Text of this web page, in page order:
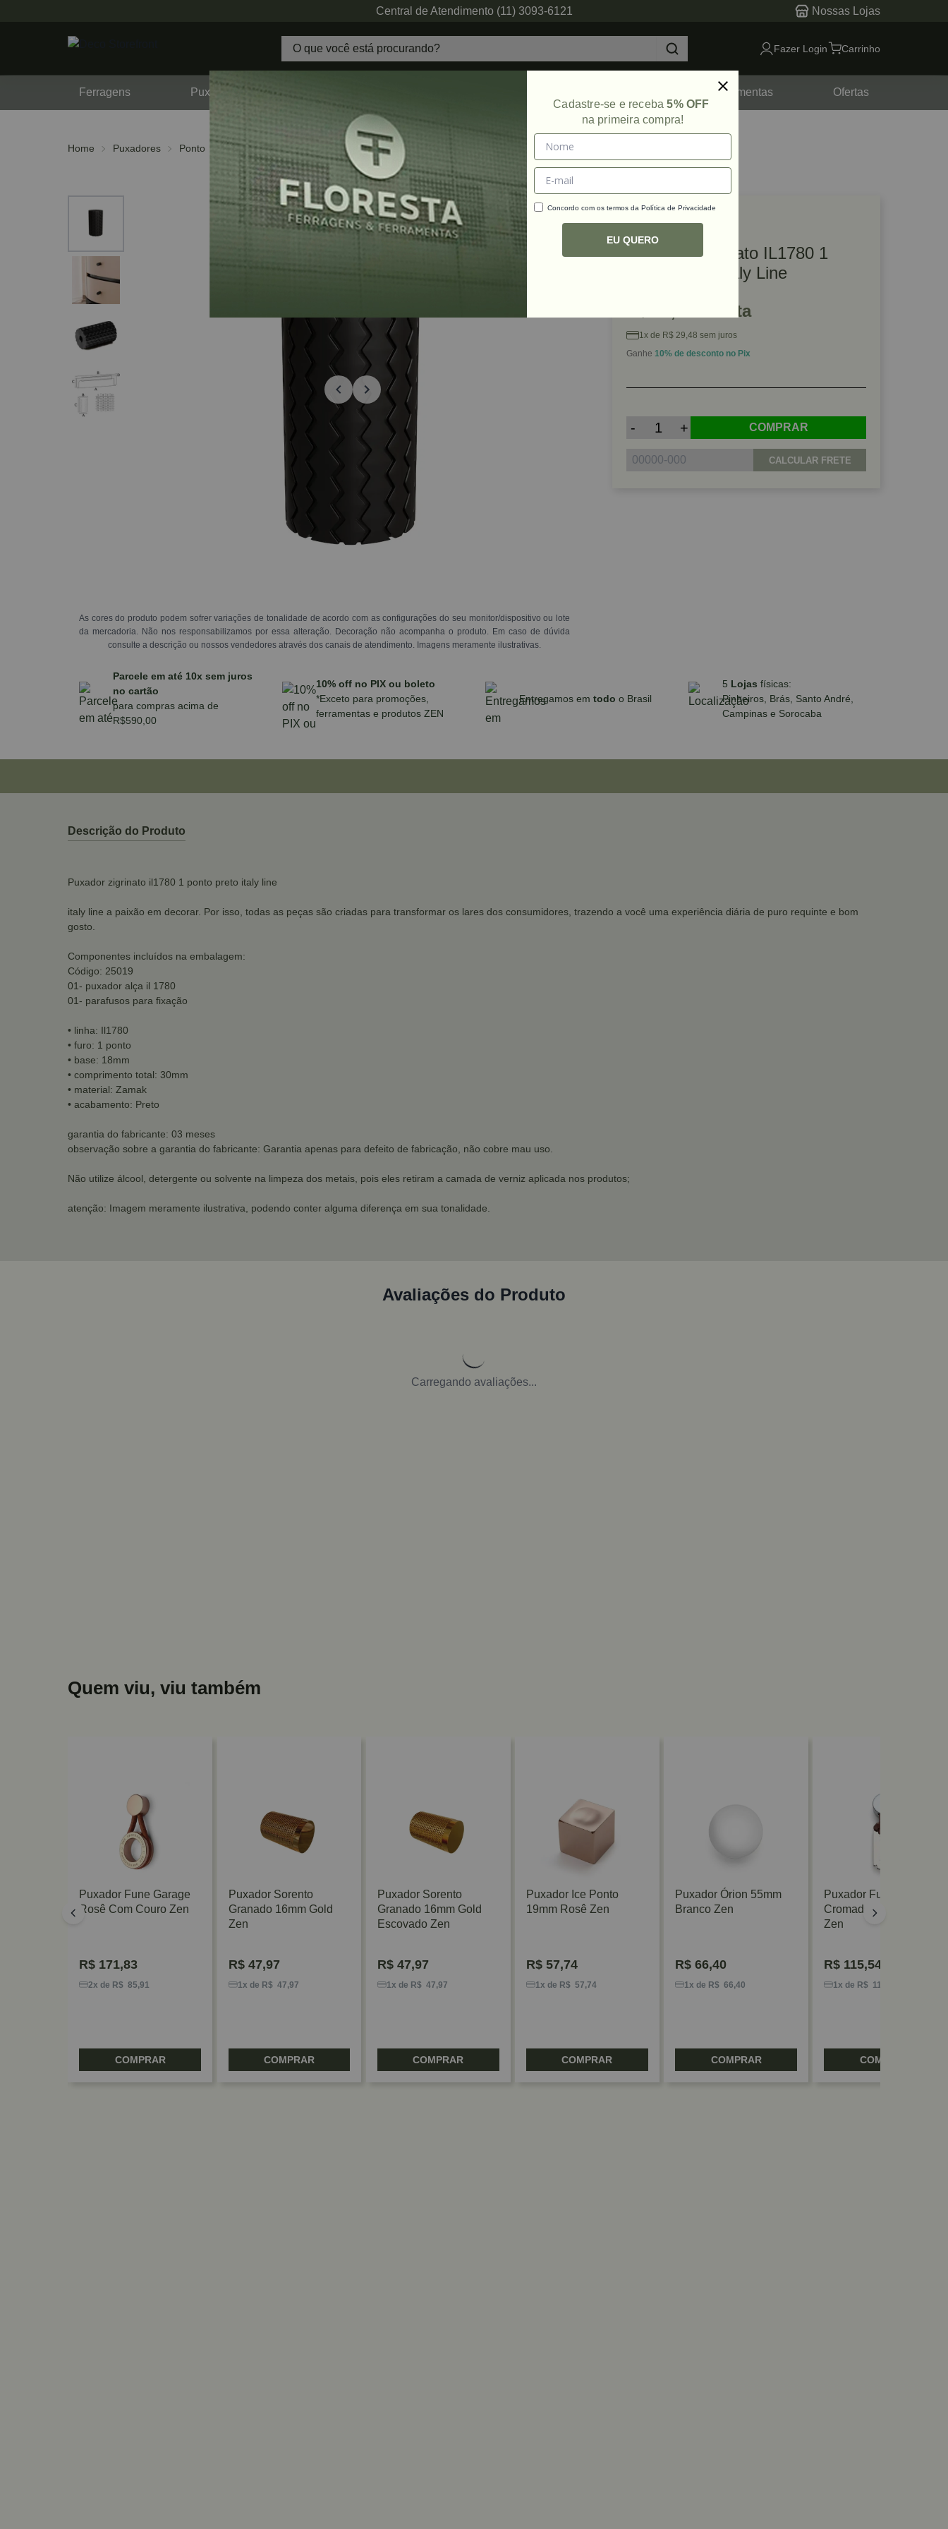
Central de Atendimento (11) 3093-6121 Nossas Lojas
Fazer Login Carrinho
Ferragens Puxadores Ferramentas Ofertas
Home Puxadores Ponto
As cores do produto podem sofrer variações de tonalidade de acordo com as configurações do seu monitor/dispositivo ou lote
da mercadoria. Não nos responsabilizamos por essa alteração. Decoração não acompanha o produto. Em caso de dúvida
consulte a descrição ou nossos vendedores através dos canais de atendimento. Imagens meramente ilustrativas.
Ref: 78041
Puxador Zigrinato IL1780 1
Ponto Preto Italy Line
R$ 29,48 à vista
1x de R$ 29,48 sem juros
Ganhe 10% de desconto no Pix
- + COMPRAR
CALCULAR FRETE
Parcele em até 10x sem juros
no cartão
para compras acima de
R$590,00
10% off no PIX ou boleto
*Exceto para promoções,
ferramentas e produtos ZEN
Entregamos em todo o Brasil
5 Lojas físicas:
Pinheiros, Brás, Santo André,
Campinas e Sorocaba
Descrição do Produto
Puxador zigrinato il1780 1 ponto preto italy line
italy line a paixão em decorar. Por isso, todas as peças são criadas para transformar os lares dos consumidores, trazendo a você uma experiência diária de puro requinte e bom
gosto.
Componentes incluídos na embalagem:
Código: 25019
01- puxador alça il 1780
01- parafusos para fixação
• linha: Il1780
• furo: 1 ponto
• base: 18mm
• comprimento total: 30mm
• material: Zamak
• acabamento: Preto
garantia do fabricante: 03 meses
observação sobre a garantia do fabricante: Garantia apenas para defeito de fabricação, não cobre mau uso.
Não utilize álcool, detergente ou solvente na limpeza dos metais, pois eles retiram a camada de verniz aplicada nos produtos;
atenção: Imagem meramente ilustrativa, podendo conter alguma diferença em sua tonalidade.
Avaliações do Produto
Carregando avaliações...
Quem viu, viu também
Puxador Fune Garage
Rosê Com Couro Zen
R$ 171,83
2x de R$ 85,91
COMPRAR
Puxador Sorento
Granado 16mm Gold
Zen
R$47,97
1x de R$ 47,97
COMPRAR
Puxador Sorento
Granado 16mm Gold
Escovado Zen
R$47,97
1x de R$ 47,97
COMPRAR
Puxador Ice Ponto
19mm Rosê Zen
R$57,74
1x de R$ 57,74
COMPRAR
Puxador Órion 55mm
Branco Zen
R$ 66,40
1x de R$ 66,40
COMPRAR
Puxador Fune Gales
Cromado Com Couro
Zen
R$ 115,54
1x de R$ 115,54
COMPRAR
Cadastre-se e receba5% OFF
na primeira compra!
Concordo com os termos da Política de Privacidade
EU QUERO